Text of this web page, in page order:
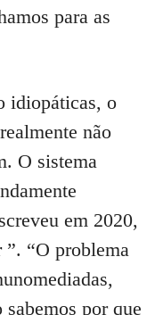
para as
idiopáticas, o
não
O sistema
em 2020,
”. “O problema
por que